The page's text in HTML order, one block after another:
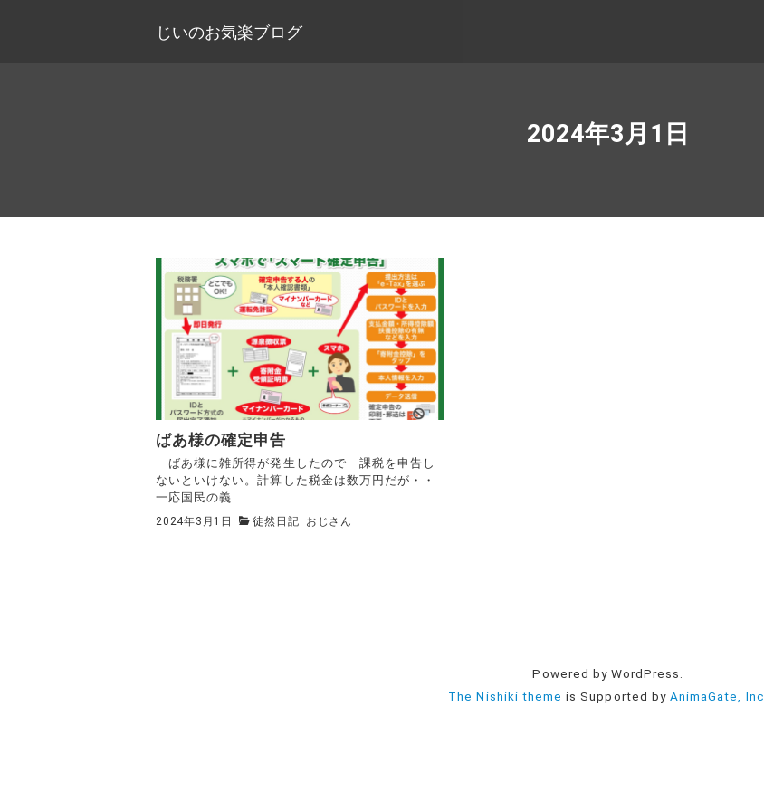
じいのお気楽ブログ
2024年3月1日
ばあ様の確定申告
ばあ様に雑所得が発生したので 課税を申告し
ないといけない。計算した税金は数万円だが・・
一応国民の義...
2024年3月1日 徒然日記 おじさん
Powered by WordPress.
The Nishiki theme is Supported by AnimaGate, Inc.